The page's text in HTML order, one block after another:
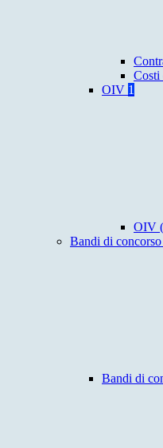
Costi
OIV 1
OIV
Bandi di concorso
Bandi di